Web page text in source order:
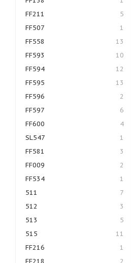
FF211
5
FF507
1
FF558
13
FF593
10
FF594
12
FF595
13
FF596
2
FF597
6
FF600
4
SL547
1
FF581
3
FF009
2
FF534
1
511
7
512
3
513
5
515
11
FF216
1
FF218
2